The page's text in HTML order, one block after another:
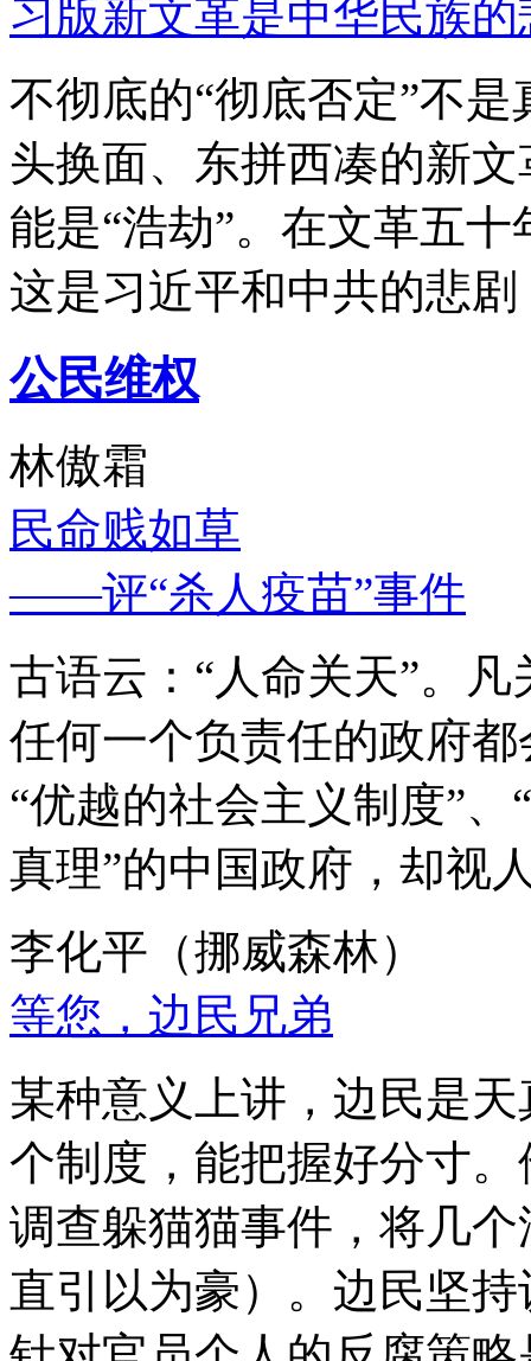
习版新文革是中华民族的
不彻底的“彻底否定”不
头换面、东拼西凑的新
能是“浩劫”。在文革五
这是习近平和中共的悲
公民维权
林傲霜
民命贱如草
——评“杀人疫苗”事件
古语云：“人命关天”。
任何一个负责任的政府
“优越的社会主义制度”
真理”的中国政府，却视
李化平（挪威森林）
等您，边民兄弟
某种意义上讲，边民是
个制度，能把握好分寸
调查躲猫猫事件，将几
直引以为豪）。边民坚